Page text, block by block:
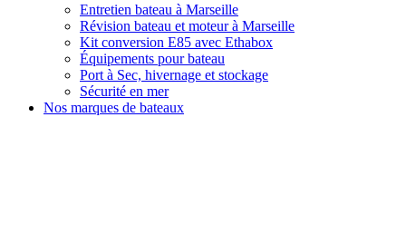
Entretien bateau à Marseille
Révision bateau et moteur à Marseille
Kit conversion E85 avec Ethabox
Équipements pour bateau
Port à Sec, hivernage et stockage
Sécurité en mer
Nos marques de bateaux